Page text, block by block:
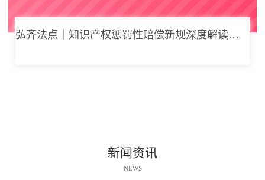
弘齐法点｜知识产权惩罚性赔偿新规深度解读： 从“赔得起”到“赔不起”的司法逻辑
新闻资讯
NEWS